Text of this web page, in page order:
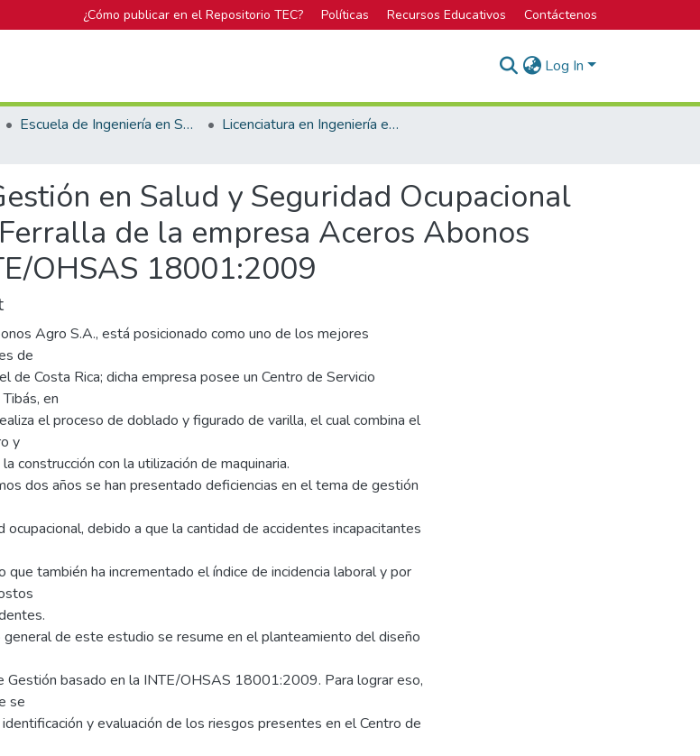
¿Cómo publicar en el Repositorio TEC? Políticas Recursos Educativos Contáctenos
Log In
Escuela de Ingeniería en Seguridad Laboral e Higiene Ambiental
Licenciatura en Ingeniería en Seguridad Laboral e Higiene Ambiental
en Salud y Seguridad Ocupacional
de la empresa Aceros Abonos
OHSAS 18001:2009
Agro S.A., está posicionado como uno de los mejores
de
de Costa Rica; dicha empresa posee un Centro de Servicio
en
el proceso de doblado y figurado de varilla, el cual combina el
y
construcción con la utilización de maquinaria.
dos años se han presentado deficiencias en el tema de gestión
ocupacional, debido a que la cantidad de accidentes incapacitantes
que también ha incrementado el índice de incidencia laboral y por
de este estudio se resume en el planteamiento del diseño
Gestión basado en la INTE/OHSAS 18001:2009. Para lograr eso,
se
identificación y evaluación de los riesgos presentes en el Centro de